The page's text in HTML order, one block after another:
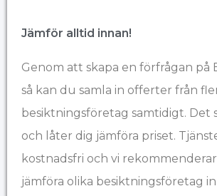
Jämför alltid innan!
Genom att skapa en förfrågan på
så kan du samla in offerter från
besiktningsföretag samtidigt. Det
och låter dig jämföra priset.
kostnadsfri och vi
jämföra olika besiktningsföretag